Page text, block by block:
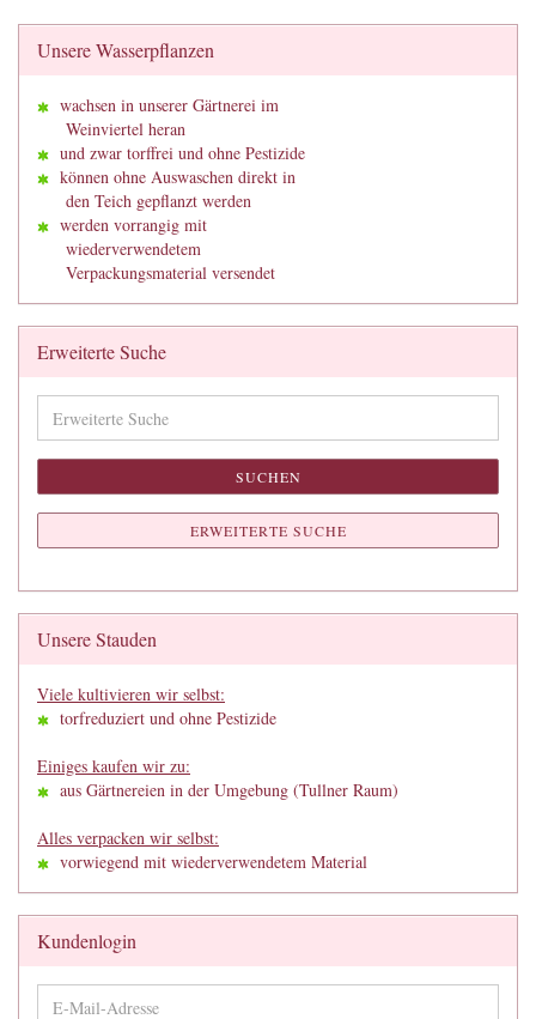
Unsere Wasserpflanzen
wachsen in unserer Gärtnerei im
Weinviertel heran
und zwar torffrei und ohne Pestizide
können ohne Auswaschen direkt in
den Teich gepflanzt werden
werden vorrangig mit
wiederverwendetem
Verpackungsmaterial versendet
Erweiterte Suche
Suche
SUCHEN
ERWEITERTE SUCHE
Unsere Stauden
Viele kultivieren wir selbst:
torfreduziert und ohne Pestizide
Einiges kaufen wir zu:
aus Gärtnereien in der Umgebung (Tullner Raum)
Alles verpacken wir selbst:
vorwiegend mit wiederverwendetem Material
Kundenlogin
E-